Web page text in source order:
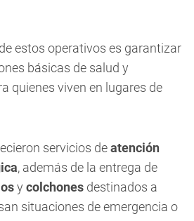
estos operativos es garantizar
básicas de salud y
quienes viven en lugares de
servicios deatención
, además de la entrega de
y colchones destinados a
situaciones de emergencia o